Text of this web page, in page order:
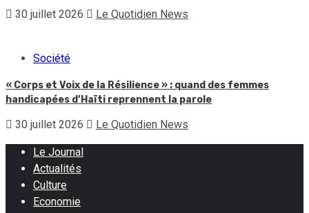
30 juillet 2026 Le Quotidien News
Société
« Corps et Voix de la Résilience » : quand des femmes
handicapées d’Haïti reprennent la parole
30 juillet 2026 Le Quotidien News
Le Journal
Actualités
Culture
Economie